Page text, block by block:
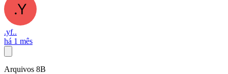
.yf..
há 1 mês
Arquivos 8B